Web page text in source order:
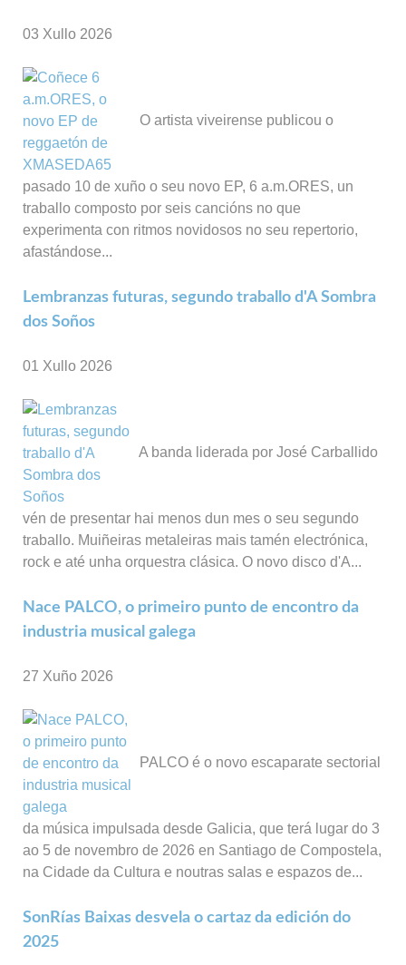
03 Xullo 2026
O artista viveirense publicou o
pasado 10 de xuño o seu novo EP, 6 a.m.ORES, un
traballo composto por seis cancións no que
experimenta con ritmos novidosos no seu repertorio,
afastándose...
Lembranzas futuras, segundo traballo d'A Sombra
dos Soños
01 Xullo 2026
A banda liderada por José Carballido
vén de presentar hai menos dun mes o seu segundo
traballo. Muiñeiras metaleiras mais tamén electrónica,
rock e até unha orquestra clásica. O novo disco d'A...
Nace PALCO, o primeiro punto de encontro da
industria musical galega
27 Xuño 2026
PALCO é o novo escaparate sectorial
da música impulsada desde Galicia, que terá lugar do 3
ao 5 de novembro de 2026 en Santiago de Compostela,
na Cidade da Cultura e noutras salas e espazos de...
SonRías Baixas desvela o cartaz da edición do
2025